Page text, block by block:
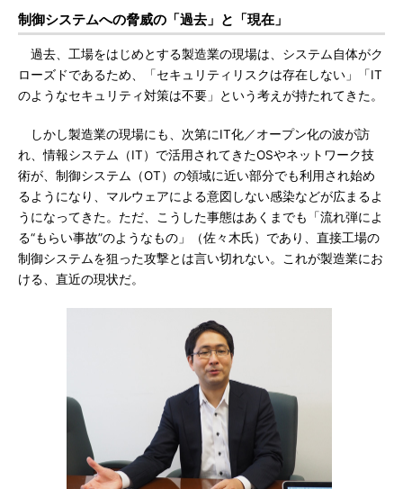
制御システムへの脅威の「過去」と「現在」
過去、工場をはじめとする製造業の現場は、システム自体がク
ローズドであるため、「セキュリティリスクは存在しない」「IT
のようなセキュリティ対策は不要」という考えが持たれてきた。
しかし製造業の現場にも、次第にIT化／オープン化の波が訪
れ、情報システム（IT）で活用されてきたOSやネットワーク技
術が、制御システム（OT）の領域に近い部分でも利用され始め
るようになり、マルウェアによる意図しない感染などが広まるよ
うになってきた。ただ、こうした事態はあくまでも「流れ弾によ
る“もらい事故”のようなもの」（佐々木氏）であり、直接工場の
制御システムを狙った攻撃とは言い切れない。これが製造業にお
ける、直近の現状だ。